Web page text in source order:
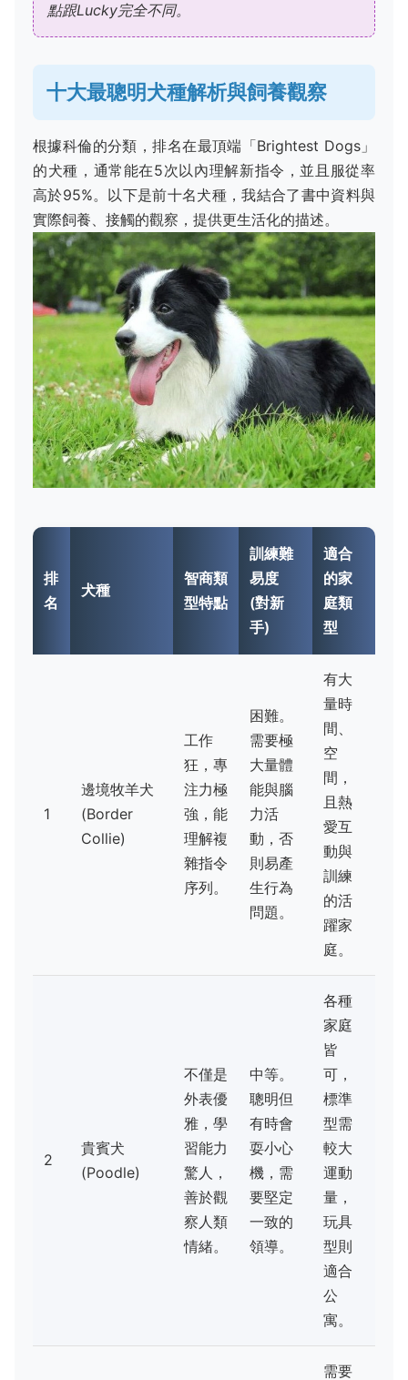
點跟Lucky完全不同。
十大最聰明犬種解析與飼養觀察
根據科倫的分類，排名在最頂端「Brightest Dogs」
的犬種，通常能在5次以內理解新指令，並且服從率
高於95%。以下是前十名犬種，我結合了書中資料與
實際飼養、接觸的觀察，提供更生活化的描述。
排
名
犬種
智商類
型特點
訓練難
易度
(對新
手)
適合
的家
庭類
型
1
邊境牧羊犬
(Border
Collie)
工作
狂，專
注力極
強，能
理解複
雜指令
序列。
困難。
需要極
大量體
能與腦
力活
動，否
則易產
生行為
問題。
有大
量時
間、
空
間，
且熱
愛互
動與
訓練
的活
躍家
庭。
2
貴賓犬
(Poodle)
不僅是
外表優
雅，學
習能力
驚人，
善於觀
察人類
情緒。
中等。
聰明但
有時會
耍小心
機，需
要堅定
一致的
領導。
各種
家庭
皆
可，
標準
型需
較大
運動
量，
玩具
型則
適合
公
寓。
需要